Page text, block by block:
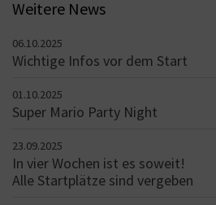
Weitere News
06.10.2025
Wichtige Infos vor dem Start
01.10.2025
Super Mario Party Night
23.09.2025
In vier Wochen ist es soweit!
Alle Startplätze sind vergeben